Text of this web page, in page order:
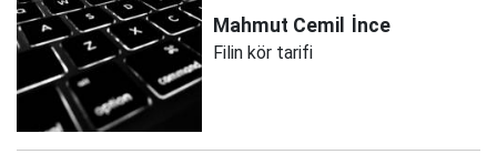
Mahmut Cemil İnce
Filin kör tarifi